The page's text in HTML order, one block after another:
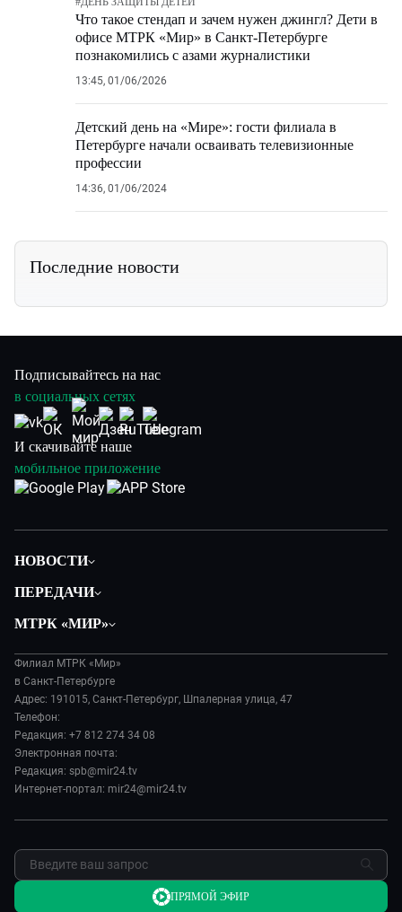
Что такое стендап и зачем нужен джингл? Дети в
офисе МТРК «Мир» в Санкт-Петербурге
познакомились с азами журналистики
13:45, 01/06/2026
Детский день на «Мире»: гости филиала в
Петербурге начали осваивать телевизионные
профессии
14:36, 01/06/2024
Последние новости
Подписывайтесь на нас
в социальных сетях
И скачивайте наше
мобильное приложение
НОВОСТИ
Происшествия
Экономика
Культура
ПЕРЕДАЧИ
Игра в кино
Исторический детектив
Миллион за 5 минут
МИР. Мнение
Мировое соглашение
Пять причин поехать в...
МТРК «МИР»
История
Руководство
Новости компании
Пресса о нас
Карьера
Реклама
Обратная связь
Филиал МТРК «Мир»
в Санкт-Петербурге
Адрес: 191015, Санкт-Петербург, Шпалерная улица, 47
Телефон:
Редакция: +7 812 274 34 08
Электронная почта:
Редакция: spb@mir24.tv
Интернет-портал: mir24@mir24.tv
ПРЯМОЙ ЭФИР